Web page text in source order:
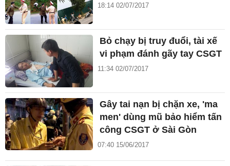
18:14 02/07/2017
Bỏ chạy bị truy đuổi, tài xế
vi phạm đánh gãy tay CSGT
11:34 02/07/2017
Gây tai nạn bị chặn xe, 'ma
men' dùng mũ bảo hiểm tấn
công CSGT ở Sài Gòn
07:40 15/06/2017